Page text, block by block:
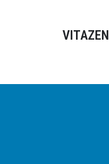
VITAZEN